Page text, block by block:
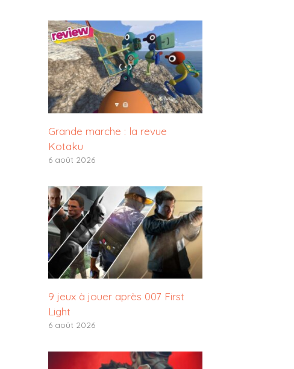
Grande marche : la revue
Kotaku
6 août 2026
9 jeux à jouer après 007 First
Light
6 août 2026